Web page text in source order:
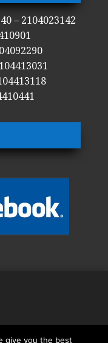
– 2104023142
give you the best